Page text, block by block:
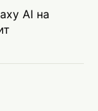
AI на